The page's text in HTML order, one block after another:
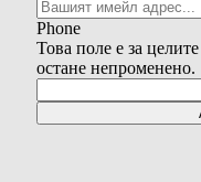
Phone
Това поле е за
остане непроменено.